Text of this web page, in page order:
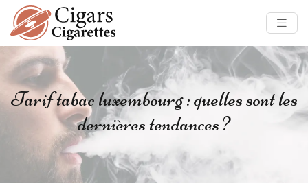
Tarif tabac luxembourg : quelles sont les
dernières tendances ?